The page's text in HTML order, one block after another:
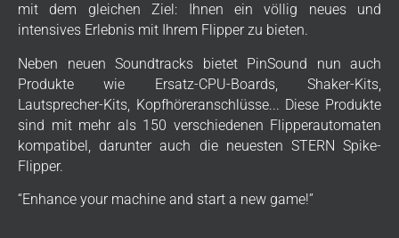
mit dem gleichen Ziel: Ihnen ein völlig neues und
intensives Erlebnis mit Ihrem Flipper zu bieten.
Neben neuen Soundtracks bietet PinSound nun auch
Produkte wie Ersatz-CPU-Boards, Shaker-Kits,
Lautsprecher-Kits, Kopfhöreranschlüsse... Diese Produkte
sind mit mehr als 150 verschiedenen Flipperautomaten
kompatibel, darunter auch die neuesten STERN Spike-
Flipper.
“Enhance your machine and start a new game!”